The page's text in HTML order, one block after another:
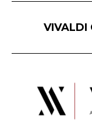
VIVALDI